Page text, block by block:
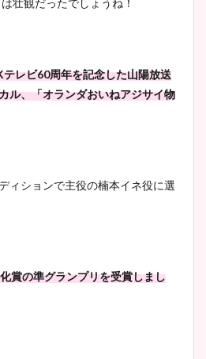
レビ60周年を記念した山陽放送
ル、「オランダおいねアジサイ物
ィションで主役の楠本イネ役に選
賞の準グランプリを受賞しまし